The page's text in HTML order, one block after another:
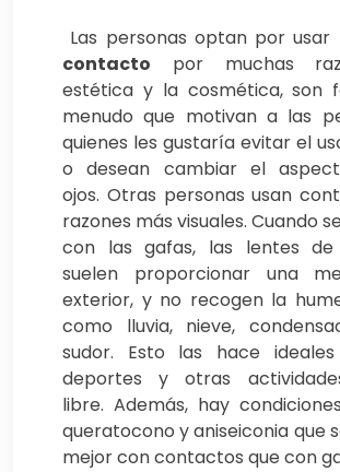
Las personas optan por usar
contacto por muchas
estética y la cosmética, son
menudo que motivan a las
quienes les gustaría evitar el
o desean cambiar el
ojos. Otras personas usan
razones más visuales. Cuando
con las gafas, las lentes
suelen proporcionar una
exterior, y no recogen la
como lluvia, nieve,
sudor. Esto las hace
deportes y otras
libre. Además, hay
queratocono y aniseiconia que
mejor con contactos que con